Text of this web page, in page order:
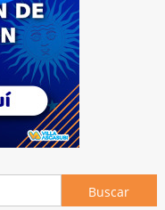
Buscar: